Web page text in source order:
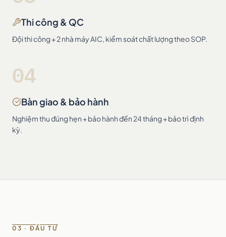
Thi công & QC
Đội thi công + 2 nhà máy AIC, kiểm soát chất lượng theo SOP.
04
Bàn giao & bảo hành
Nghiệm thu đúng hẹn + bảo hành đến 24 tháng + bảo trì định
kỳ.
03 · ĐẦU TƯ